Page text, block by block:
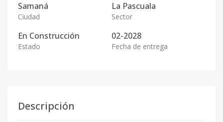
Samaná
Ciudad
La Pascuala
Sector
En Construcción
Estado
02-2028
Fecha de entrega
Descripción